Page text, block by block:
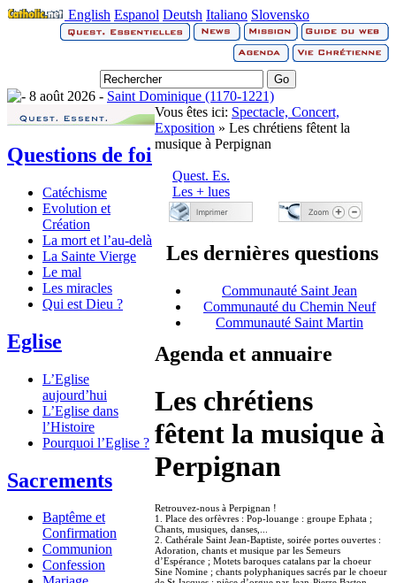
English Espanol Deutsh Italiano Slovensko
8 août 2026 - Saint Dominique (1170-1221)
Questions de foi
Catéchisme
Evolution et
Création
La mort et l’au-delà
La Sainte Vierge
Le mal
Les miracles
Qui est Dieu ?
Eglise
L’Eglise
aujourd’hui
L’Eglise dans
l’Histoire
Pourquoi l’Eglise ?
Sacrements
Baptême et
Confirmation
Communion
Confession
Vous êtes ici: Spectacle, Concert,
Exposition » Les chrétiens fêtent la
musique à Perpignan
Quest. Es.
Les + lues
Les dernières questions
Communauté Saint Jean
Communauté du Chemin Neuf
Communauté Saint Martin
Agenda et annuaire
Les chrétiens
fêtent la musique à
Perpignan
Retrouvez-nous à Perpignan !
1. Place des orfèvres : Pop-louange : groupe Ephata ;
Chants, musiques, danses,...
2. Cathérale Saint Jean-Baptiste, soirée portes ouvertes :
Adoration, chants et musique par les Semeurs
d’Espérance ; Motets baroques catalans par la choeur
Sine Nomine ; chants polyphaniques sacrés par le choeur